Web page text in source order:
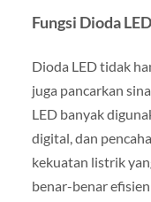
Fungsi Dioda LED
Dioda LED tidak
juga pancarkan
LED banyak
digital, dan
kekuatan listrik
benar-benar